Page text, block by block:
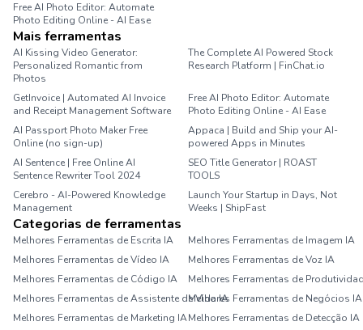
Free AI Photo Editor: Automate
Photo Editing Online - AI Ease
Mais ferramentas
AI Kissing Video Generator:
Personalized Romantic from
Photos
The Complete AI Powered Stock
Research Platform | FinChat.io
GetInvoice | Automated AI Invoice
and Receipt Management Software
Free AI Photo Editor: Automate
Photo Editing Online - AI Ease
AI Passport Photo Maker Free
Online (no sign-up)
Appaca | Build and Ship your AI-
powered Apps in Minutes
AI Sentence | Free Online AI
Sentence Rewriter Tool 2024
SEO Title Generator | ROAST
TOOLS
Cerebro - AI-Powered Knowledge
Management
Launch Your Startup in Days, Not
Weeks | ShipFast
Categorias de ferramentas
Melhores Ferramentas de Escrita IA
Melhores Ferramentas de Imagem IA
Melhores Ferramentas de Vídeo IA
Melhores Ferramentas de Voz IA
Melhores Ferramentas de Código IA
Melhores Ferramentas de
Melhores Ferramentas de Assistente de Vida IAMelhores Ferramentas de Negócios IA
Melhores Ferramentas de Marketing IAMelhores Ferramentas de Detecção IA